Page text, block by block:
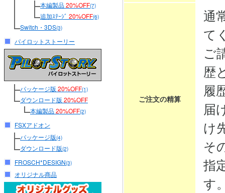
本編製品20%OFF(7)
追加ｽﾃｰｼﾞ 20%OFF(6)
Switch・3DS(3)
パイロットストーリー
パッケージ版 20%OFF(1)
ダウンロード版 20%OFF
本編製品20%OFF(2)
FSXアドオン
パッケージ版(4)
ダウンロード版(2)
FROSCH*DESIGN(3)
オリジナル商品
ご注文の精算
通
て
ご
歴
履
届
け
そ
指
す